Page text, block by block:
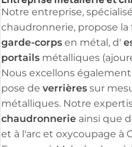
Notre entreprise,
chaudronnerie, propose
garde-corpsen métal, d'
portails métalliques
Nous excellons
pose de verrièressur
métalliques. Notre
chaudronnerie ainsi que
et à l'arc et oxycoupage à